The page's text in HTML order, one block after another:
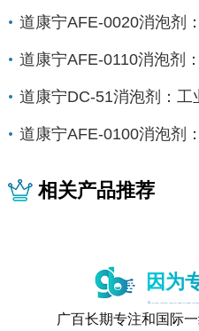
相关产品推荐
因为
广百长期专注和国际